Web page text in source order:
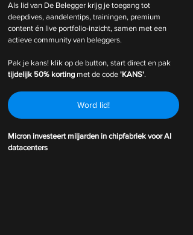
Als lid van De Belegger krijg je toegang tot
deepdives, aandelentips, trainingen, premium
content én live portfolio-inzicht, samen met een
actieve community van beleggers.
Pak je kans! klik op de button, start direct en pak
tijdelijk 50% korting met de code 'KANS'.
Word lid!
Micron investeert miljarden in chipfabriek voor AI
datacenters